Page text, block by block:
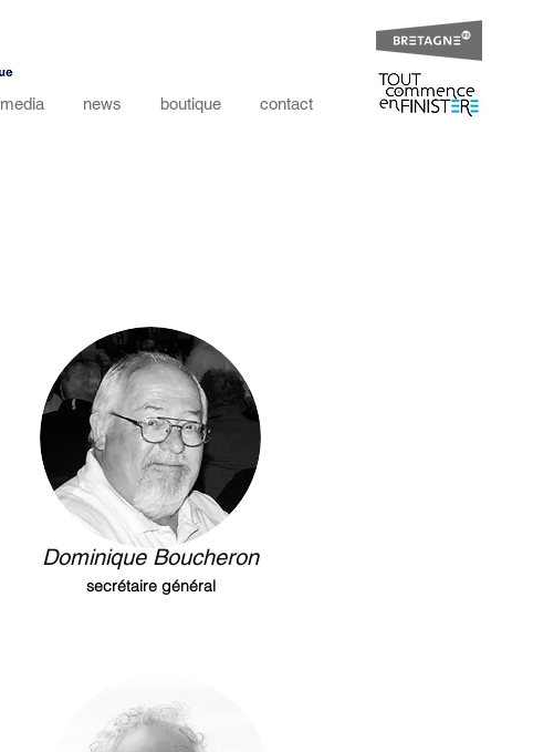
media news boutique contact
Dominique Boucheron
secrétaire général